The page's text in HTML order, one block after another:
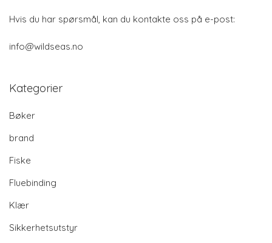
Hvis du har spørsmål, kan du kontakte oss på e-post:
info@wildseas.no
Kategorier
Bøker
brand
Fiske
Fluebinding
Klær
Sikkerhetsutstyr